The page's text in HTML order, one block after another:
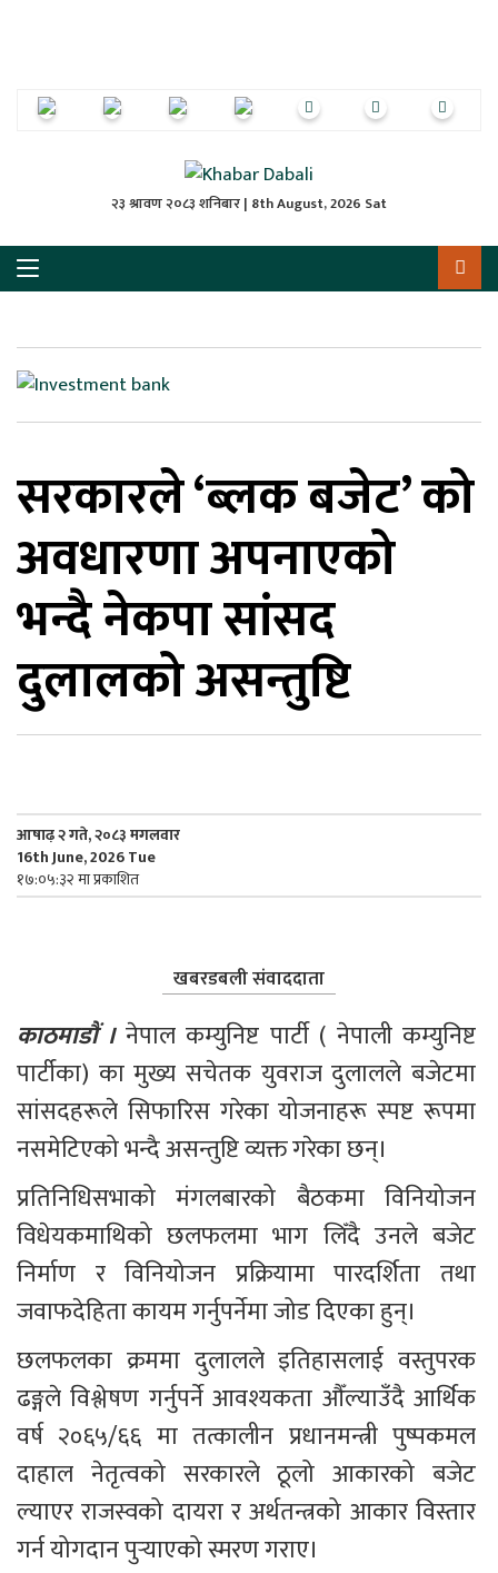
२३ श्रावण २०८३ शनिबार | 8th August, 2026 Sat
सरकारले ‘ब्लक बजेट’ को
अवधारणा अपनाएको
भन्दै नेकपा सांसद
दुलालको असन्तुष्टि
आषाढ़ २ गते, २०८३ मगलवार
16th June, 2026 Tue
१७:०५:३२ मा प्रकाशित
खबरडबली संवाददाता
काठमाडौं । नेपाल कम्युनिष्ट पार्टी ( नेपाली कम्युनिष्ट
पार्टीका) का मुख्य सचेतक युवराज दुलालले बजेटमा
सांसदहरूले सिफारिस गरेका योजनाहरू स्पष्ट रूपमा
नसमेटिएको भन्दै असन्तुष्टि व्यक्त गरेका छन्।
प्रतिनिधिसभाको मंगलबारको बैठकमा विनियोजन
विधेयकमाथिको छलफलमा भाग लिँदै उनले बजेट
निर्माण र विनियोजन प्रक्रियामा पारदर्शिता तथा
जवाफदेहिता कायम गर्नुपर्नेमा जोड दिएका हुन्।
छलफलका क्रममा दुलालले इतिहासलाई वस्तुपरक
ढङ्गले विश्लेषण गर्नुपर्ने आवश्यकता औँल्याउँदै आर्थिक
वर्ष २०६५/६६ मा तत्कालीन प्रधानमन्त्री पुष्पकमल
दाहाल नेतृत्वको सरकारले ठूलो आकारको बजेट
ल्याएर राजस्वको दायरा र अर्थतन्त्रको आकार विस्तार
गर्न योगदान पुर्‍याएको स्मरण गराए।